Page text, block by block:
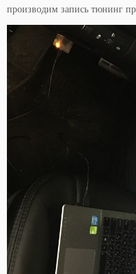
производим запись тюнинг